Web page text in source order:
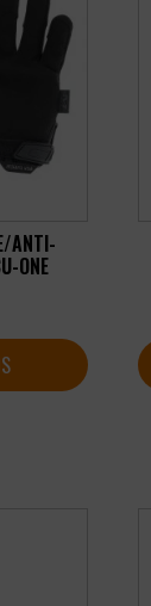
ANTI-
ONE